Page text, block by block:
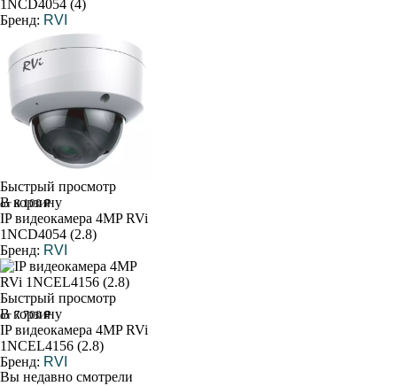
1NCD4054 (4)
Бренд: RVI
Быстрый просмотр
В корзину
от 8 100 ₽
IP видеокамера 4MP RVi
1NCD4054 (2.8)
Бренд: RVI
Быстрый просмотр
В корзину
от 7 700 ₽
IP видеокамера 4MP RVi
1NCEL4156 (2.8)
Бренд: RVI
Вы недавно смотрели